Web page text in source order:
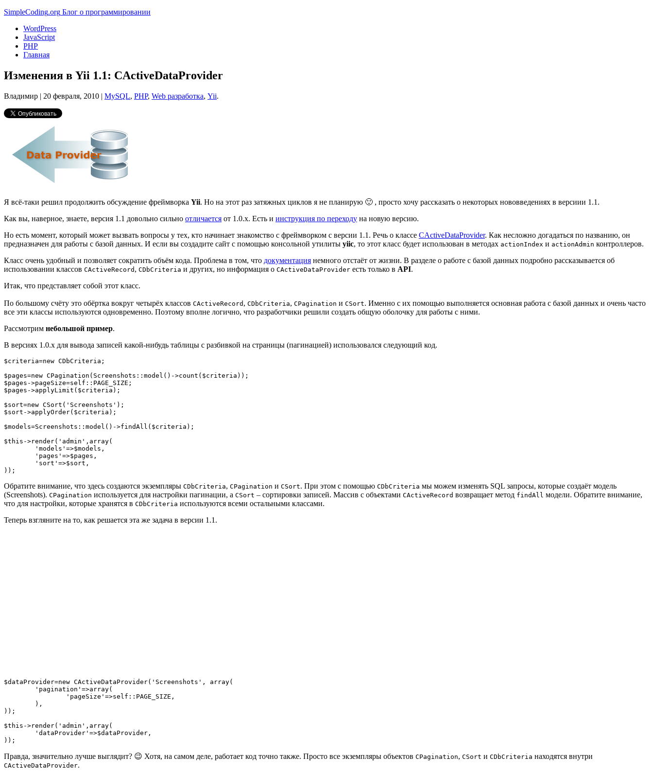
SimpleCoding.org Блог о программировании
WordPress
JavaScript
PHP
Главная
Изменения в Yii 1.1: CActiveDataProvider
Владимир | 20 февраля, 2010 | MySQL, PHP, Web разработка, Yii.
Я всё-таки решил продолжить обсуждение фреймворка Yii. Но на этот раз затяжных циклов я не планирую 🙂 , просто хочу рассказать о некоторых нововведениях в версиии 1.1.
Как вы, наверное, знаете, версия 1.1 довольно сильно отличается от 1.0.х. Есть и инструкция по переходу на новую версию.
Но есть момент, который может вызвать вопросы у тех, кто начинает знакомство с фреймворком с версии 1.1. Речь о классе CActiveDataProvider. Как несложно догадаться по названию, он
предназначен для работы с базой данных. И если вы создадите сайт с помощью консольной утилиты yiic, то этот класс будет использован в методах actionIndex и actionAdmin контроллеров.
Класс очень удобный и позволяет сократить объём кода. Проблема в том, что документация немного отстаёт от жизни. В разделе о работе с базой данных подробно рассказывается об
использовании классов CActiveRecord , CDbCriteria и других, но информация о CActiveDataProvider есть только в API.
Итак, что представляет собой этот класс.
По большому счёту это обёртка вокруг четырёх классов CActiveRecord , CDbCriteria, CPagination и CSort. Именно с их помощью выполняется основная работа с базой данных и очень часто
все эти классы используются одновременно. Поэтому вполне логично, что разработчики решили создать общую оболочку для работы с ними.
Рассмотрим небольшой пример.
В версиях 1.0.х для вывода записей какой-нибудь таблицы с разбивкой на страницы (пагинацией) использовался следующий код.
$criteria=new CDbCriteria;
$pages=new CPagination(Screenshots::model()->count($criteria));
$pages->pageSize=self::PAGE_SIZE;
$pages->applyLimit($criteria);
$sort=new CSort('Screenshots');
$sort->applyOrder($criteria);
$models=Screenshots::model()->findAll($criteria);
$this->render('admin',array(
));
Обратите внимание, что здесь создаются экземпляры CDbCriteria, CPagination и CSort. При этом с помощью CDbCriteria мы можем изменять SQL запросы, которые создаёт модель
(Screenshots). CPagination используется для настройки пагинации, а CSort – сортировки записей. Массив с объектами CActiveRecord возвращает метод findAll модели. Обратите внимание,
что для настройки, которые хранятся в CDbCriteria используются всеми остальными классами.
Теперь взгляните на то, как решается эта же задача в версии 1.1.
$dataProvider=new CActiveDataProvider('Screenshots', array(
));
$this->render('admin',array(
));
Правда, значительно лучше выглядит? 😉 Хотя, на самом деле, работает код точно также. Просто все экземпляры объектов CPagination, CSort и CDbCriteria находятся внутри
CActiveDataProvider.